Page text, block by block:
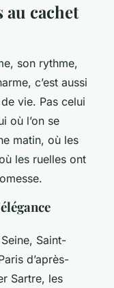
cachet
son rythme,
c’est aussi
vie. Pas celui
où l’on se
matin, où les
les ruelles ont
Saint-
d’après-
Sartre, les